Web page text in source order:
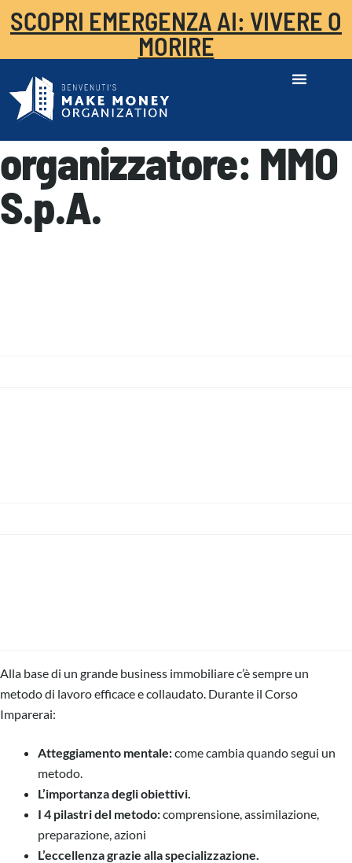
SCOPRI EMERGENZA AI: VIVERE O
MORIRE
organizzatore: MMO
S.p.A.
Alla base di un grande business immobiliare c’è sempre un
metodo di lavoro efficace e collaudato. Durante il Corso
Imparerai:
Atteggiamento mentale:come cambia quando segui un
metodo.
L’importanza degli obiettivi.
I 4 pilastri del metodo:comprensione, assimilazione,
preparazione, azioni
L’eccellenza grazie alla specializzazione.